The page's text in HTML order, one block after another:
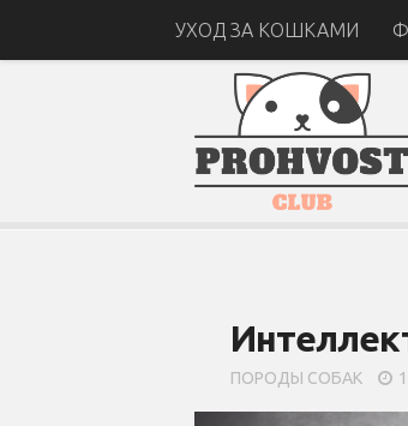
УХОД ЗА КОШКАМИ
ПОРОДЫ СОБАК